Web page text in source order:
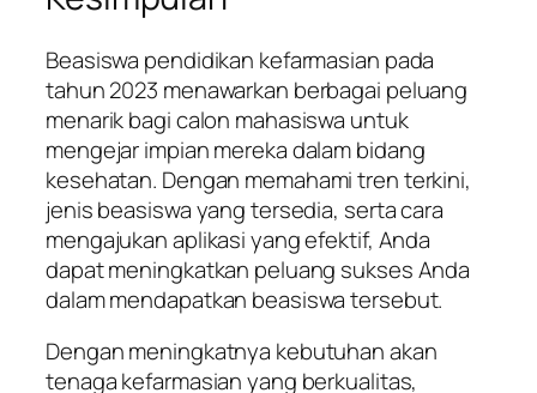
Beasiswa pendidikan kefarmasian pada
tahun 2023 menawarkan berbagai peluang
menarik bagi calon mahasiswa untuk
mengejar impian mereka dalam bidang
kesehatan. Dengan memahami tren terkini,
jenis beasiswa yang tersedia, serta cara
mengajukan aplikasi yang efektif, Anda
dapat meningkatkan peluang sukses Anda
dalam mendapatkan beasiswa tersebut.
Dengan meningkatnya kebutuhan akan
tenaga kefarmasian yang berkualitas,